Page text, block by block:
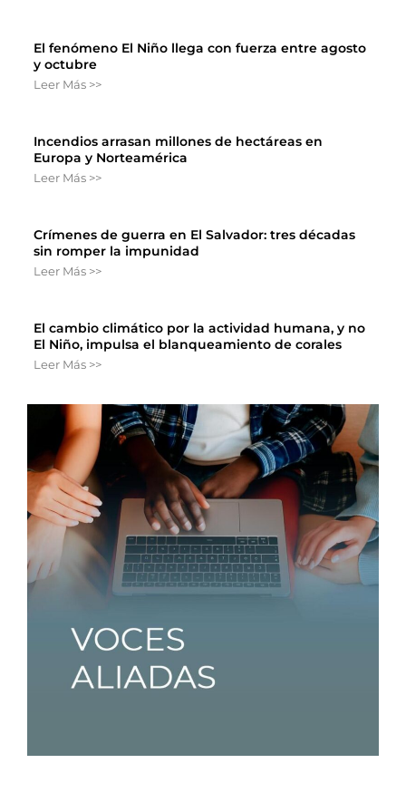
El fenómeno El Niño llega con fuerza entre agosto
y octubre
Leer Más >>
Incendios arrasan millones de hectáreas en
Europa y Norteamérica
Leer Más >>
Crímenes de guerra en El Salvador: tres décadas
sin romper la impunidad
Leer Más >>
El cambio climático por la actividad humana, y no
El Niño, impulsa el blanqueamiento de corales
Leer Más >>